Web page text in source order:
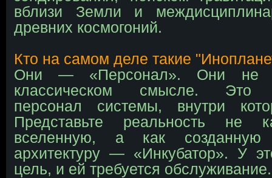
вблизи Земли и
древних космогоний.
Кто на самом деле такие
Они — «Персонал». Они не
классическом смысле. Это
персонал системы, внутри
Представьте реальность не
вселенную, а как созданную
архитектуру — «Инкубатор». У
цель, и ей требуется обслуживание.